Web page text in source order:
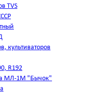
TVS
культиваторов
R192
МЛ-1М "Бычок"